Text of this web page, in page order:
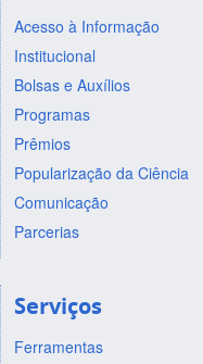
Acesso à Informação
Institucional
Bolsas e Auxílios
Programas
Prêmios
Popularização da Ciência
Comunicação
Parcerias
Serviços
Ferramentas